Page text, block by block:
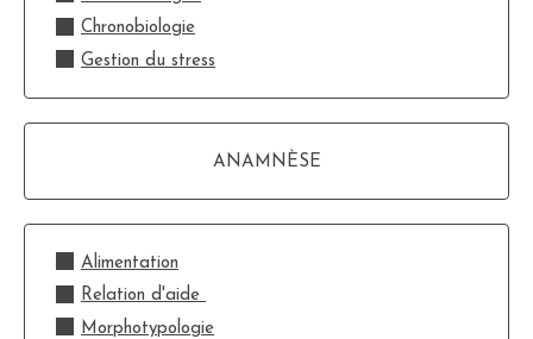
Chronobiologie
Gestion du stress
ANAMNÈSE
Alimentation
Relation d'aide
Morphotypologie